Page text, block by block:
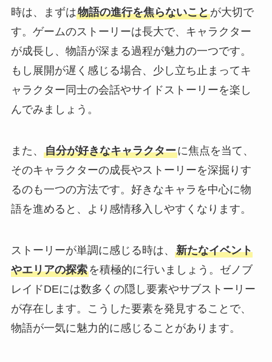
時は、まずは物語の進行を焦らないことが大切で
す。ゲームのストーリーは長大で、キャラクター
が成長し、物語が深まる過程が魅力の一つです。
もし展開が遅く感じる場合、少し立ち止まってキ
ャラクター同士の会話やサイドストーリーを楽し
んでみましょう。
また、 自分が好きなキャラクターに焦点を当て、
そのキャラクターの成長やストーリーを深掘りす
るのも一つの方法です。好きなキャラを中心に物
語を進めると、より感情移入しやすくなります。
ストーリーが単調に感じる時は、 新たなイベント
やエリアの探索を積極的に行いましょう。ゼノブ
レイドDEには数多くの隠し要素やサブストーリー
が存在します。こうした要素を発見することで、
物語が一気に魅力的に感じることがあります。